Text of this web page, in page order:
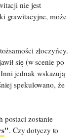
nie jest
grawitacyjne, może
złoczyńcy.
się (w scenie po
jednak wskazują
spekulowano, że
postaci zostanie
". Czy dotyczy to